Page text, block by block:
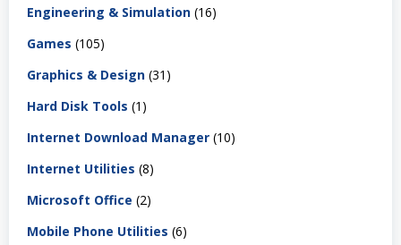
Engineering & Simulation (16)
Games (105)
Graphics & Design (31)
Hard Disk Tools (1)
Internet Download Manager (10)
Internet Utilities (8)
Microsoft Office (2)
Mobile Phone Utilities (6)